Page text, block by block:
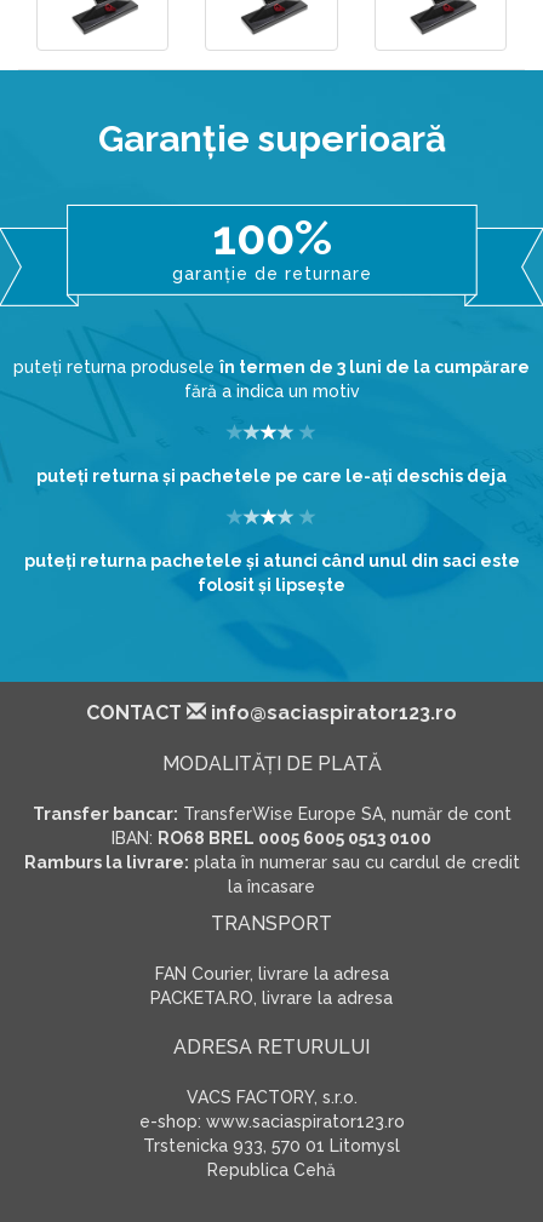
Garanţie superioară
100%
garanție de returnare
puteți returna produsele în termen de 3 luni de la cumpărare
fără a indica un motiv
puteţi returna şi pachetele pe care le-aţi deschis deja
puteţi returna pachetele şi atunci când unul din saci este
folosit şi lipseşte
CONTACT info@saciaspirator123.ro
MODALITĂŢI DE PLATĂ
Transfer bancar: TransferWise Europe SA, număr de cont
IBAN: RO68 BREL 0005 6005 0513 0100
Ramburs la livrare: plata în numerar sau cu cardul de credit
la încasare
TRANSPORT
FAN Courier, livrare la adresa
PACKETA.RO, livrare la adresa
ADRESA RETURULUI
VACS FACTORY, s.r.o.
e-shop: www.saciaspirator123.ro
Trstenicka 933, 570 01 Litomysl
Republica Cehă